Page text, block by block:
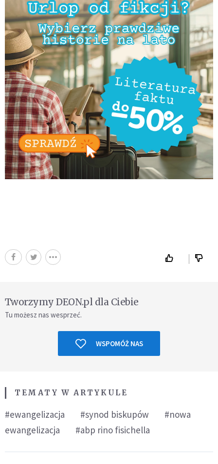
Tworzymy DEON.pl dla Ciebie
Tu możesz nas wesprzeć.
WSPOMÓŻ NAS
TEMATY W ARTYKULE
#ewangelizacja #synod biskupów
#nowa
ewangelizacja
#abp rino fisichella